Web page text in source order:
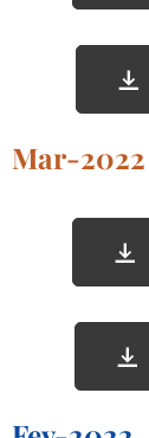
Mar-2022